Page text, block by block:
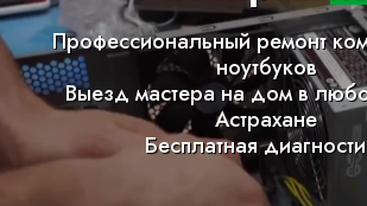
Профессиональный ремонт
ноутбуков
Выезд мастера на дом в
Астрахане
Бесплатная